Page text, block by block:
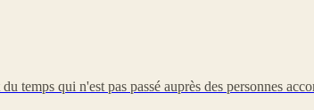
temps qui n'est pas passé auprès des personnes